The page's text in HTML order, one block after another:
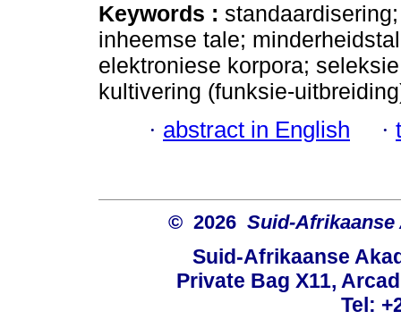
Keywords :
inheemse tale;
elektroniese korpora;
kultivering (funksie-
· abstract in English ·
© 2026 Suid-Afrikaanse
Suid-Afrikaanse
Private Bag X11,
Tel: